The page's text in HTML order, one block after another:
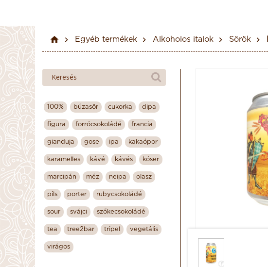
Egyéb termékek Alkoholos italok Sörök
100% búzasör cukorka dipa
figura forrócsokoládé francia
gianduja gose ipa kakaópor
karamelles kávé kávés kóser
marcipán méz neipa olasz
pils porter rubycsokoládé
sour svájci szőkecsokoládé
tea tree2bar tripel vegetális
virágos